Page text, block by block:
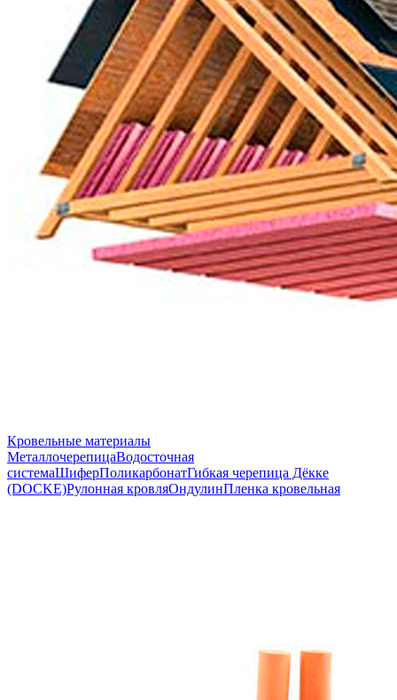
Кровельные материалы
МеталлочерепицаВодосточная
системаШиферПоликарбонатГибкая черепица Дёкке
(DOCKE)Рулонная кровляОндулинПленка кровельная